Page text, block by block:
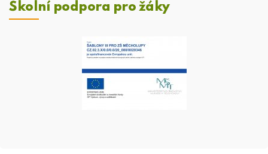
Školní podpora pro žáky